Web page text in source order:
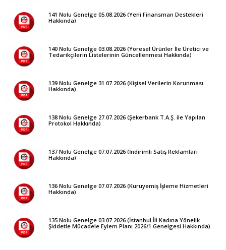
141 Nolu Genelge 05.08.2026 (Yeni Finansman Destekleri
Hakkında)
140 Nolu Genelge 03.08.2026 (Yöresel Ürünler İle Üretici ve
Tedarikçilerin Listelerinin Güncellenmesi Hakkında)
139 Nolu Genelge 31.07.2026 (Kişisel Verilerin Korunması
Hakkında)
138 Nolu Genelge 27.07.2026 (Şekerbank T.A.Ş. ile Yapılan
Protokol Hakkında)
137 Nolu Genelge 07.07.2026 (İndirimli Satış Reklamları
Hakkında)
136 Nolu Genelge 07.07.2026 (Kuruyemiş İşleme Hizmetleri
Hakkında)
135 Nolu Genelge 03.07.2026 (İstanbul İli Kadına Yönelik
Şiddetle Mücadele Eylem Planı 2026/1 Genelgesi Hakkında)